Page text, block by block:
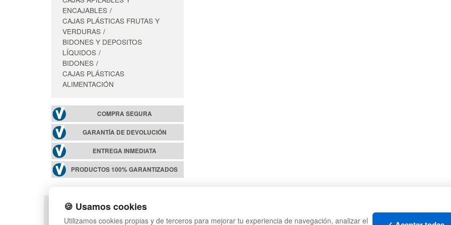
ENCAJABLES
CAJAS PLÁSTICAS FRUTAS Y
VERDURAS
BIDONES Y DEPOSITOS
LÍQUIDOS
BIDONES
CAJAS PLÁSTICAS
ALIMENTACIÓN
COMPRA SEGURA
GARANTÍA DE DEVOLUCIÓN
ENTREGA INMEDIATA
PRODUCTOS 100% GARANTIZADOS
POLÍTICA DE PRIVACIDAD
CONDICIONES DE USO
PREGUNTAS FRECUENTES
ESTANTERÍAS
🍪 Usamos cookies
Utilizamos cookies propias y de terceros para mejorar tu experiencia de navegación, analizar el